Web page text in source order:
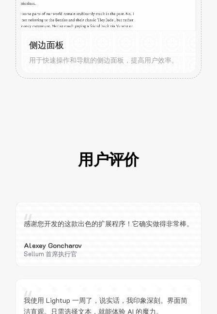
侧边面板
用于快速操作和导航的侧边面板，提高用户效率。
用户评价
“
感谢您开发的这款出色的扩展程序！它确实做得非常棒。
Alexey Goncharov
Sellum 首席执行官
“
我使用 Lightup 一周了，说实话，我印象深刻。界面简
洁直观。只需选择文本，就能体验 AI 的魔力。